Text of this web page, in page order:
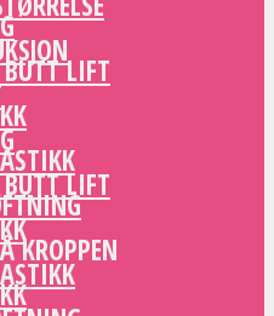
LIFT
KROPPEN
LIFT